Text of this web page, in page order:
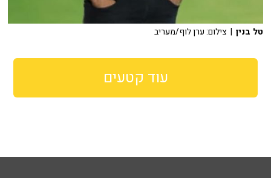
טל בנין | צילום: ערן לוף/מעריב
עוד קטעים